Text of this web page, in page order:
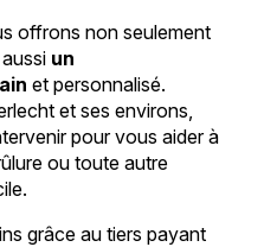
offrons non seulement
un
et personnalisé.
et ses environs,
pour vous aider à
ou toute autre
grâce au tiers payant